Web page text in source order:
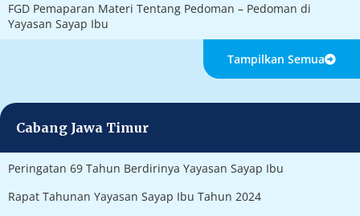
FGD Pemaparan Materi Tentang Pedoman – Pedoman di
Yayasan Sayap Ibu
Tampilkan Semua
Cabang Jawa Timur
Peringatan 69 Tahun Berdirinya Yayasan Sayap Ibu
Rapat Tahunan Yayasan Sayap Ibu Tahun 2024